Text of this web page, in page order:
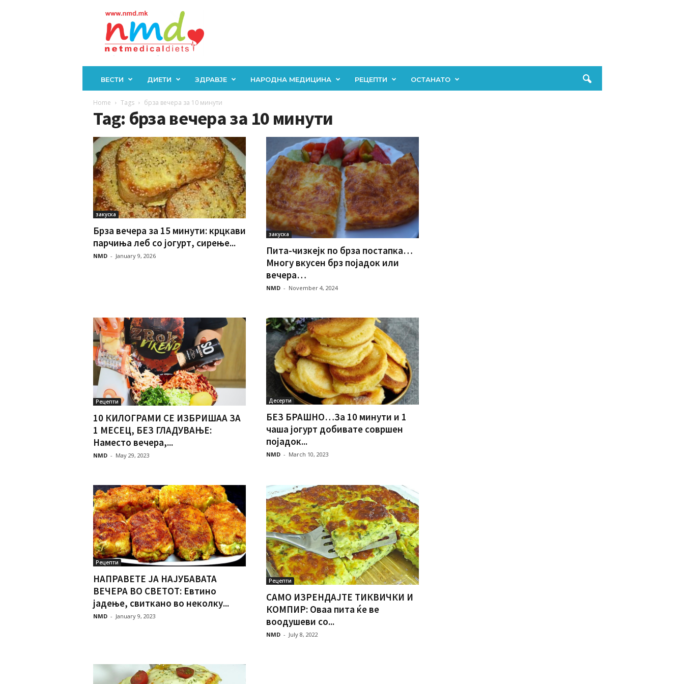
ВЕСТИ ДИЕТИ ЗДРАВЈЕ НАРОДНА МЕДИЦИНА РЕЦЕПТИ ОСТАНАТО
Home Tags брза вечера за 10 минути
Tag: брза вечера за 10 минути
закуска
Брза вечера за 15 минути: крцкави
парчиња леб со јогурт, сирење...
NMD - January 9, 2026
закуска
Пита-чизкејк по брза постапка…
Многу вкусен брз појадок или
вечера…
NMD - November 4, 2024
Рецепти
10 КИЛОГРАМИ СЕ ИЗБРИШАА ЗА
1 МЕСЕЦ, БЕЗ ГЛАДУВАЊЕ:
Наместо вечера,...
NMD - May 29, 2023
Десерти
БЕЗ БРАШНО…За 10 минути и 1
чаша јогурт добивате совршен
појадок...
NMD - March 10, 2023
Рецепти
НАПРАВЕТЕ ЈА НАЈУБАВАТА
ВЕЧЕРА ВО СВЕТОТ: Евтино
јадење, свиткано во неколку...
NMD - January 9, 2023
Рецепти
САМО ИЗРЕНДАЈТЕ ТИКВИЧКИ И
КОМПИР: Оваа пита ќе ве
воодушеви со...
NMD - July 8, 2022